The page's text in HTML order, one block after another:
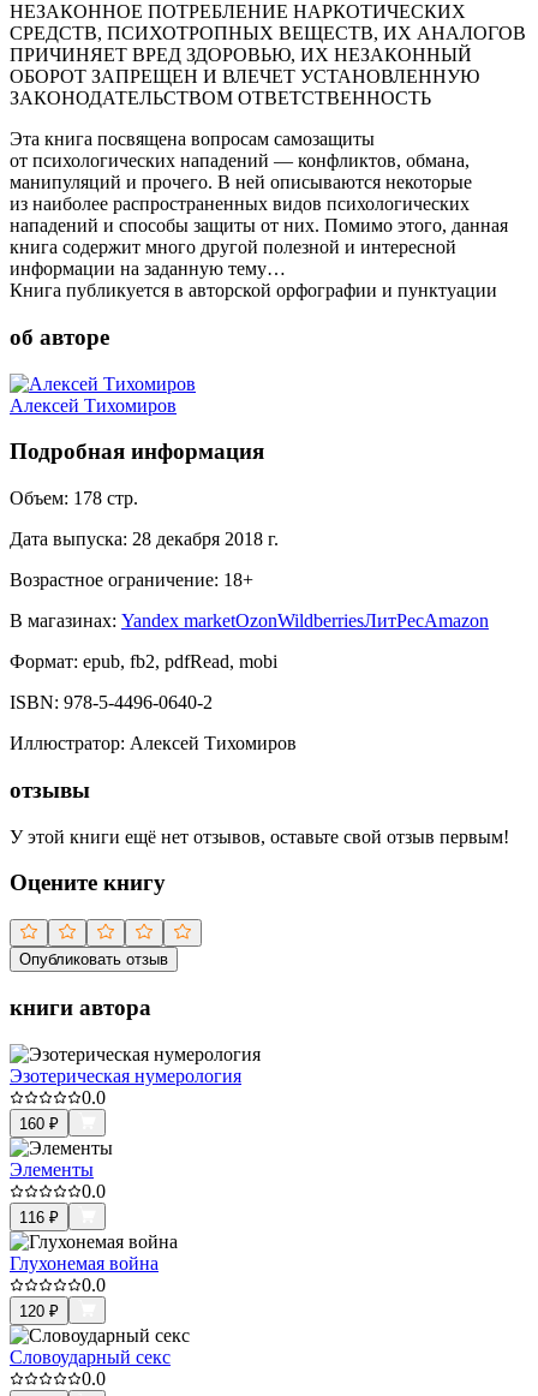
НЕЗАКОННОЕ ПОТРЕБЛЕНИЕ НАРКОТИЧЕСКИХ
СРЕДСТВ, ПСИХОТРОПНЫХ ВЕЩЕСТВ, ИХ АНАЛОГОВ
ПРИЧИНЯЕТ ВРЕД ЗДОРОВЬЮ, ИХ НЕЗАКОННЫЙ
ОБОРОТ ЗАПРЕЩЕН И ВЛЕЧЕТ УСТАНОВЛЕННУЮ
ЗАКОНОДАТЕЛЬСТВОМ ОТВЕТСТВЕННОСТЬ
Эта книга посвящена вопросам самозащиты
от психологических нападений — конфликтов, обмана,
манипуляций и прочего. В ней описываются некоторые
из наиболее распространенных видов психологических
нападений и способы защиты от них. Помимо этого, данная
книга содержит много другой полезной и интересной
информации на заданную тему…
Книга публикуется в авторской орфографии и пунктуации
об авторе
Алексей Тихомиров
Подробная информация
Объем: 178 стр.
Дата выпуска: 28 декабря 2018 г.
Возрастное ограничение: 18+
В магазинах: Yandex marketOzonWildberriesЛитРесAmazon
Формат: epub, fb2, pdfRead, mobi
ISBN: 978-5-4496-0640-2
Иллюстратор: Алексей Тихомиров
отзывы
У этой книги ещё нет отзывов, оставьте свой отзыв первым!
Оцените книгу
Опубликовать отзыв
книги автора
Эзотерическая нумерология
0.0
160 ₽
Элементы
0.0
116 ₽
Глухонемая война
0.0
120 ₽
Словоударный секс
0.0